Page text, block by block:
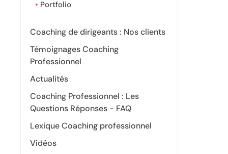
Portfolio
Coaching de dirigeants : Nos clients
Témoignages Coaching
Professionnel
Actualités
Coaching Professionnel : Les
Questions Réponses - FAQ
Lexique Coaching professionnel
Vidéos